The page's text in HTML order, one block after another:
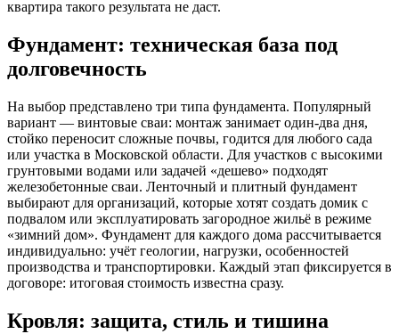
квартира такого результата не даст.
Фундамент: техническая база под
долговечность
На выбор представлено три типа фундамента. Популярный
вариант — винтовые сваи: монтаж занимает один-два дня,
стойко переносит сложные почвы, годится для любого сада
или участка в Московской области. Для участков с высокими
грунтовыми водами или задачей «дешево» подходят
железобетонные сваи. Ленточный и плитный фундамент
выбирают для организаций, которые хотят создать домик с
подвалом или эксплуатировать загородное жильё в режиме
«зимний дом». Фундамент для каждого дома рассчитывается
индивидуально: учёт геологии, нагрузки, особенностей
производства и транспортировки. Каждый этап фиксируется в
договоре: итоговая стоимость известна сразу.
Кровля: защита, стиль и тишина